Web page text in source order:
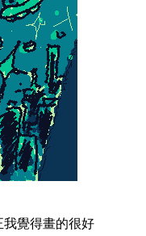
我覺得畫的很好